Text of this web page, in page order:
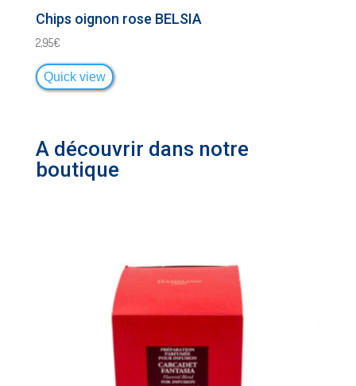
Chips oignon rose BELSIA
2,95€
Quick view
A découvrir dans notre
boutique